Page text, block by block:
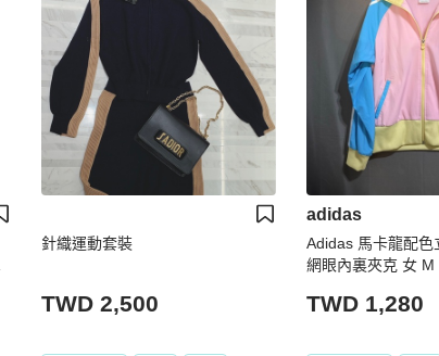
針織運動套裝
TWD 2,500
adidas
Adidas 馬卡龍配色
網眼內裏夾克 女 M
TWD 1,280